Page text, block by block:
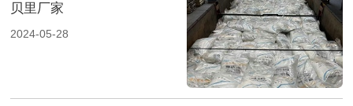
贝里厂家
2024-05-28